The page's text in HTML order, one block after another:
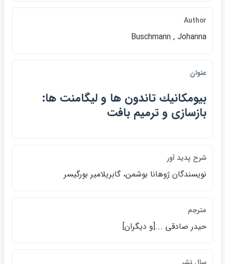
Author
Buschmann , Johanna
عنوان
بيومكانيك تاندون ها و ليگامنت ها:
بازسازي و ترميم بافت
شرح پديد آور
نويسندگان ژوهانا بوشمن، گابريلامير بورگيسر
مترجم
حيدر صادقي ...[و ديگران]